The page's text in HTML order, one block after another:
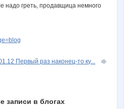
надо греть, продавщица немного
Первый раз наконец-то ку...
записи в блогах